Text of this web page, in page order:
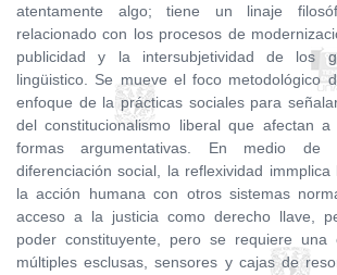
atentamente algo; tiene un linaje
relacionado con los procesos de
publicidad y la intersubjetividad de los
lingüistico. Se mueve el foco metodológico
enfoque de la prácticas sociales para
del constitucionalismo liberal que afectan
formas argumentativas. En medio de
diferenciación social, la reflexividad
la acción humana con otros sistemas
acceso a la justicia como derecho llave,
poder constituyente, pero se requiere una
múltiples esclusas, sensores y cajas de